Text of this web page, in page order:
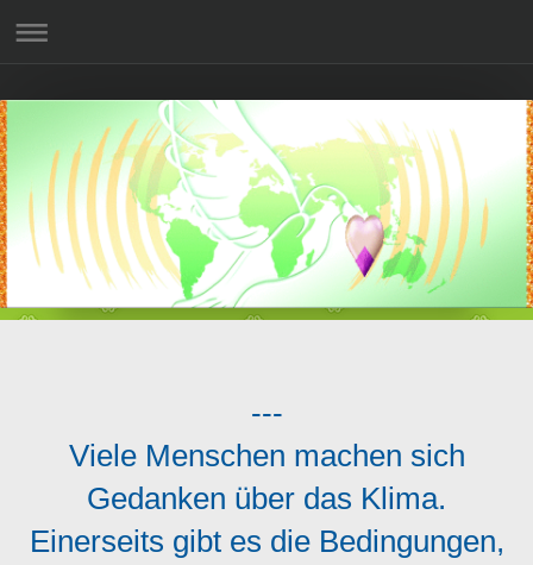
---
Viele Menschen machen sich
Gedanken über das Klima.
Einerseits gibt es die Bedingungen,